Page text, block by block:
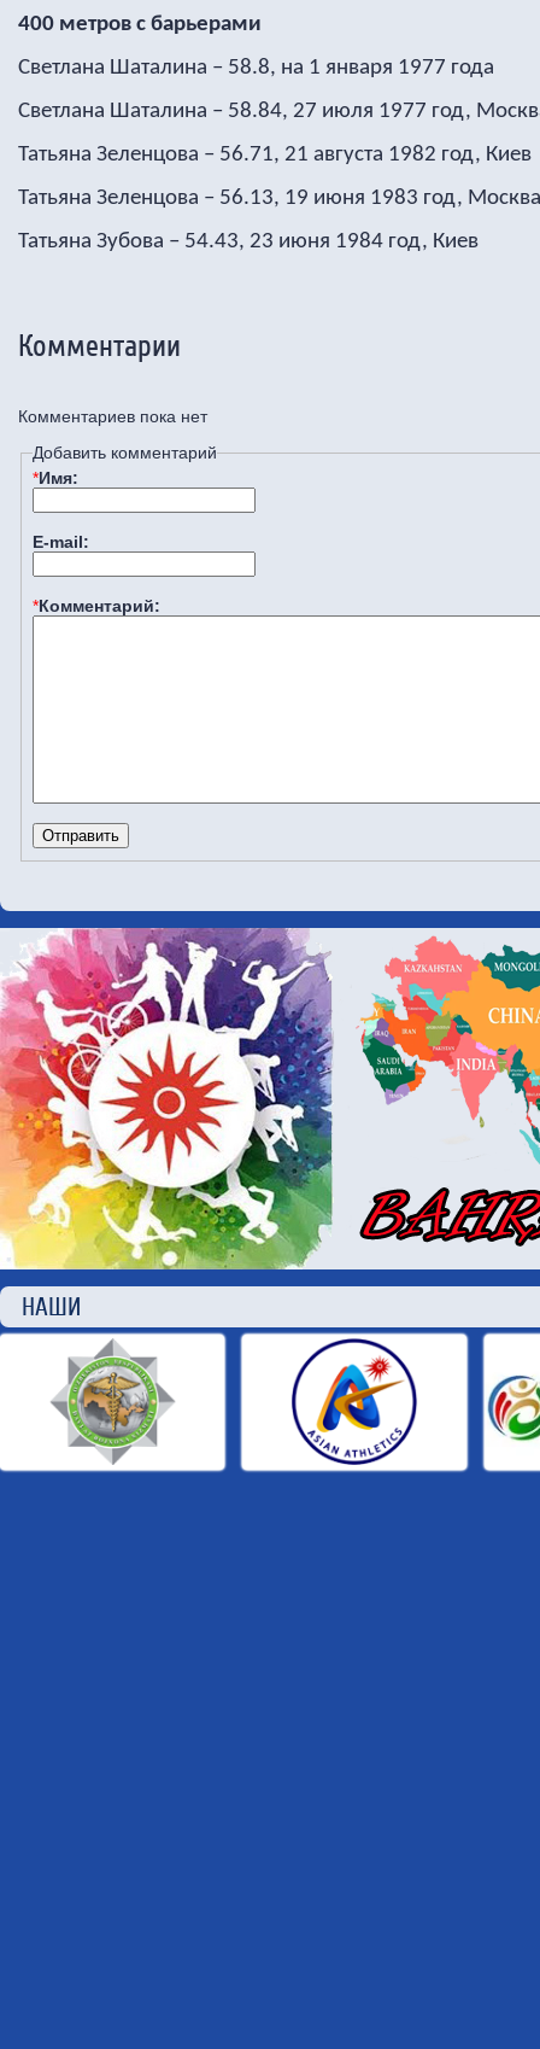
400 метров с барьерами
Светлана Шаталина – 58.8, на 1 января 1977 года
Светлана Шаталина – 58.84, 27 июля 1977 год,
Татьяна Зеленцова – 56.71, 21 августа 1982 год, Киев
Татьяна Зеленцова – 56.13, 19 июня 1983 год, Москва
Татьяна Зубова – 54.43, 23 июня 1984 год, Киев
Комментарии
Комментариев пока нет
Добавить комментарий
*Имя:
E-mail:
*Комментарий:
НАШИ